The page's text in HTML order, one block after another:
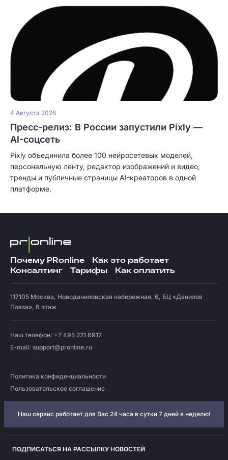
4 Августа 2026
Пресс-релиз: В России запустили Pixly —
AI-соцсеть
Pixly объединила более 100 нейросетевых моделей,
персональную ленту, редактор изображений и видео,
тренды и публичные страницы AI-креаторов в одной
платформе.
Почему PRonline
Как это работает
Консалтинг
Тарифы Как оплатить
117105 Москва, Новоданиловская набережная, 6, БЦ «Данилов
Плаза», 6 этаж
Наш телефон: +7 495 221 6912
E-mail: support@pronline.ru
Политика конфиденциальности
Пользовательское соглашение
Наш сервис работает для Вас 24 часа в сутки 7 дней в неделю!
ПОДПИСАТЬСЯ НА РАССЫЛКУ НОВОСТЕЙ